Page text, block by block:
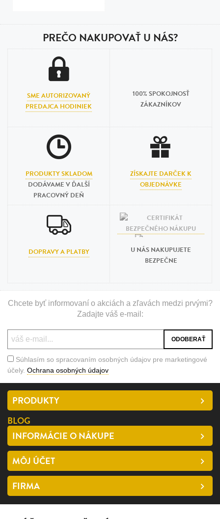
PREČO NAKUPOVAŤ U NÁS?
SME AUTORIZOVANÝ
PREDAJCA HODINIEK
100% SPOKOJNOSŤ
ZÁKAZNÍKOV
PRODUKTY SKLADOM
DODÁVAME V ĎALŠÍ
PRACOVNÝ DEŇ
ZÍSKAJTE DARČEK K
OBJEDNÁVKE
DOPRAVY A PLATBY
U NÁS NAKUPUJETE
BEZPEČNE
Chcete byť informovaní o akciách a zľavách medzi prvými?
Zadajte váš e-mail:
Súhlasím so spracovaním osobných údajov pre marketingové
účely. Ochrana osobných údajov
PRODUKTY
BLOG
INFORMÁCIE O NÁKUPE
MÔJ ÚČET
FIRMA